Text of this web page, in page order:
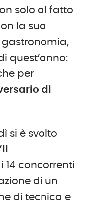
solo al fatto
la sua
gastronomia,
quest’anno:
per
di
si è svolto
14 concorrenti
di un
di tecnica e